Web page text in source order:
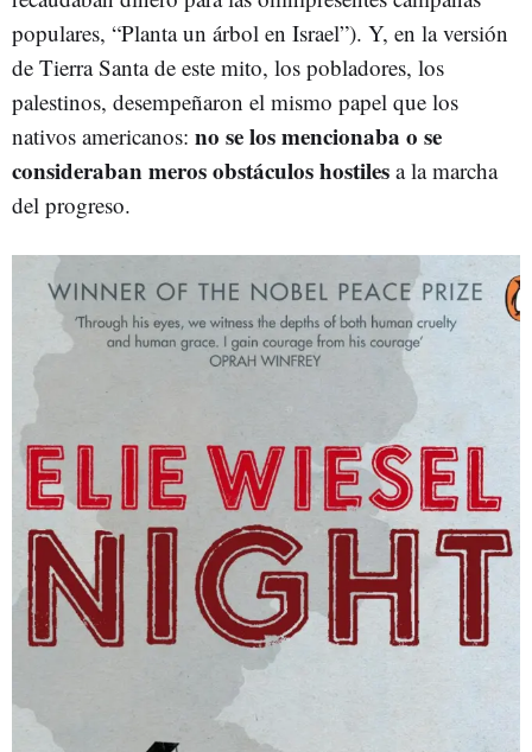
populares, “Planta un árbol en Israel”). Y, en la versión
de Tierra Santa de este mito, los pobladores, los
palestinos, desempeñaron el mismo papel que los
nativos americanos: no se los mencionaba o se
consideraban meros obstáculos hostiles a la marcha
del progreso.